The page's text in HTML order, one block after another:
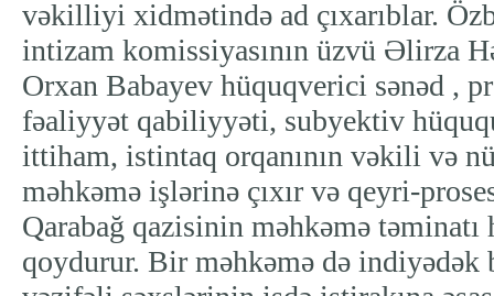
vəkilliyi xidmətində ad çıxarıblar.
intizam komissiyasının üzvü Əlirza
Orxan Babayev hüquqverici sənəd ,
fəaliyyət qabiliyyəti, subyektiv
ittiham, istintaq orqanının vəkili və
məhkəmə işlərinə çıxır və qeyri-
Qarabağ qazisinin məhkəmə təminatı
qoydurur. Bir məhkəmə də